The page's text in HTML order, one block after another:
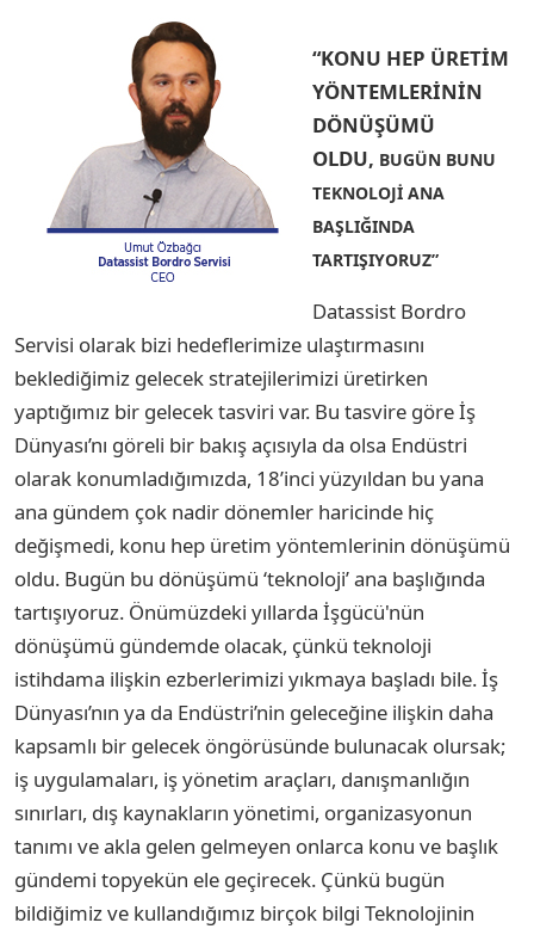
“KONU HEP ÜRETİM
YÖNTEMLERİNİN
DÖNÜŞÜMÜ
OLDU, BUGÜN BUNU
TEKNOLOJİ ANA
BAŞLIĞINDA
TARTIŞIYORUZ”
Datassist Bordro
Servisi olarak bizi hedeflerimize ulaştırmasını
beklediğimiz gelecek stratejilerimizi üretirken
yaptığımız bir gelecek tasviri var. Bu tasvire göre İş
Dünyası’nı göreli bir bakış açısıyla da olsa Endüstri
olarak konumladığımızda, 18’inci yüzyıldan bu yana
ana gündem çok nadir dönemler haricinde hiç
değişmedi, konu hep üretim yöntemlerinin dönüşümü
oldu. Bugün bu dönüşümü ‘teknoloji’ ana başlığında
tartışıyoruz. Önümüzdeki yıllarda İşgücü'nün
dönüşümü gündemde olacak, çünkü teknoloji
istihdama ilişkin ezberlerimizi yıkmaya başladı bile. İş
Dünyası’nın ya da Endüstri’nin geleceğine ilişkin daha
kapsamlı bir gelecek öngörüsünde bulunacak olursak;
iş uygulamaları, iş yönetim araçları, danışmanlığın
sınırları, dış kaynakların yönetimi, organizasyonun
tanımı ve akla gelen gelmeyen onlarca konu ve başlık
gündemi topyekün ele geçirecek. Çünkü bugün
bildiğimiz ve kullandığımız birçok bilgi Teknolojinin